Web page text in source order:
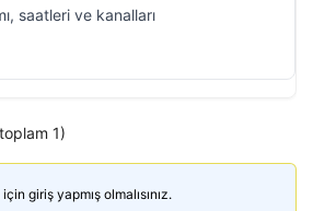
saatleri ve kanalları
1)
giriş yapmış olmalısınız.